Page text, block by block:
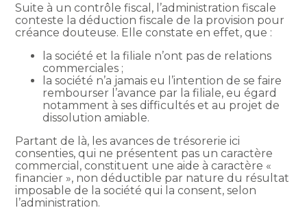
Suite à un contrôle fiscal, l’administration fiscale
conteste la déduction fiscale de la provision pour
créance douteuse. Elle constate en effet, que :
la société et la filiale n’ont pas de relations
commerciales ;
la société n’a jamais eu l’intention de se faire
rembourser l’avance par la filiale, eu égard
notamment à ses difficultés et au projet de
dissolution amiable.
Partant de là, les avances de trésorerie ici
consenties, qui ne présentent pas un caractère
commercial, constituent une aide à caractère «
financier », non déductible par nature du résultat
imposable de la société qui la consent, selon
l’administration.